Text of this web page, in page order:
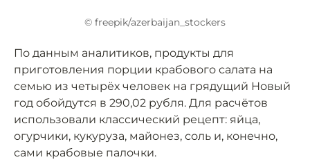
© freepik/azerbaijan_stockers
По данным аналитиков, продукты для
приготовления порции крабового салата на
семью из четырёх человек на грядущий Новый
год обойдутся в 290,02 рубля. Для расчётов
использовали классический рецепт: яйца,
огурчики, кукуруза, майонез, соль и, конечно,
сами крабовые палочки.